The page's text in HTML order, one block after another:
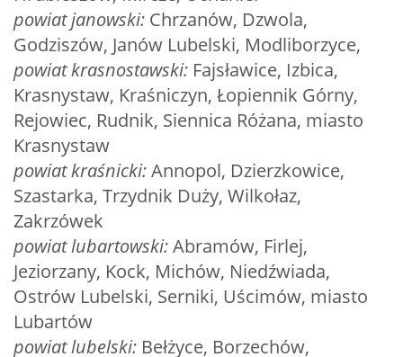
powiat janowski: Chrzanów, Dzwola,
Godziszów, Janów Lubelski, Modliborzyce,
powiat krasnostawski: Fajsławice, Izbica,
Krasnystaw, Kraśniczyn, Łopiennik Górny,
Rejowiec, Rudnik, Siennica Różana, miasto
Krasnystaw
powiat kraśnicki:Annopol, Dzierzkowice,
Szastarka, Trzydnik Duży, Wilkołaz,
Zakrzówek
powiat lubartowski:Abramów, Firlej,
Jeziorzany, Kock, Michów, Niedźwiada,
Ostrów Lubelski, Serniki, Uścimów, miasto
Lubartów
powiat lubelski: Bełżyce, Borzechów,